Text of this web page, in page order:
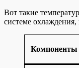
Вот такие
системе охлаждения,
Компоненты